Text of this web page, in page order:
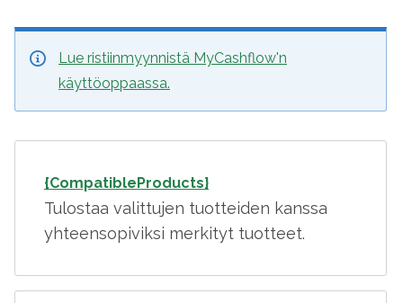
Lue ristiinmyynnistä MyCashflow'n
käyttöoppaassa.
{CompatibleProducts}
Tulostaa valittujen tuotteiden kanssa
yhteensopiviksi merkityt tuotteet.